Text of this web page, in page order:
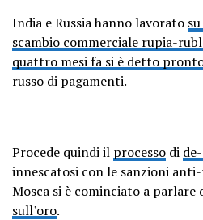
India e Russia hanno lavorato
scambio commerciale rupia-
quattro mesi fa si è detto
russo di pagamenti.
Procede quindi il processo di
innescatosi con le sanzioni
Mosca si è cominciato a parlare
sull’oro.